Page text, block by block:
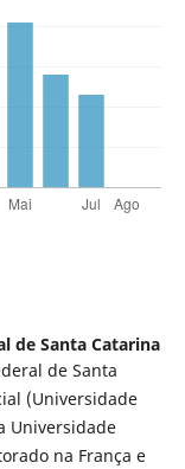
de Santa Catarina
de Santa
(Universidade
Universidade
na França e